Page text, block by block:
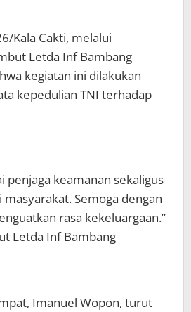
Kala Cakti, melalui
Letda Inf Bambang
kegiatan ini dilakukan
kepedulian TNI terhadap
penjaga keamanan sekaligus
masyarakat. Semoga dengan
rasa kekeluargaan.”
Letda Inf Bambang
Imanuel Wopon, turut